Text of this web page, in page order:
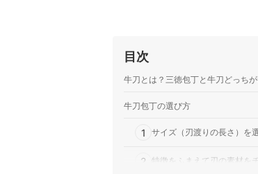
目次
牛刀とは？三徳包丁と牛刀どっちが
牛刀包丁の選び方
1 サイズ（刃渡りの長さ）を
2 特徴をふまえて刃の素材を